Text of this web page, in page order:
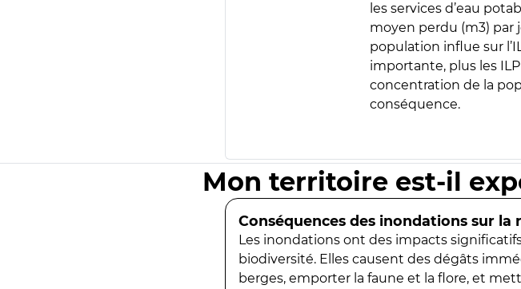
les services d’eau
moyen perdu (m3) par
population influe sur
importante, plus les
concentration de la
conséquence.
Mon territoire est-il
Conséquences des inondations sur la
Les inondations ont des impacts
biodiversité. Elles causent des dégâts
berges, emporter la faune et la flore, et